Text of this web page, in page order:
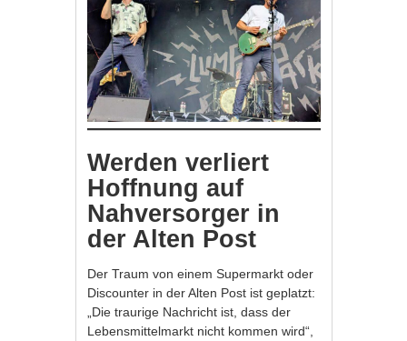
Werden verliert
Hoffnung auf
Nahversorger in
der Alten Post
Der Traum von einem Supermarkt oder
Discounter in der Alten Post ist geplatzt:
„Die traurige Nachricht ist, dass der
Lebensmittelmarkt nicht kommen wird“,